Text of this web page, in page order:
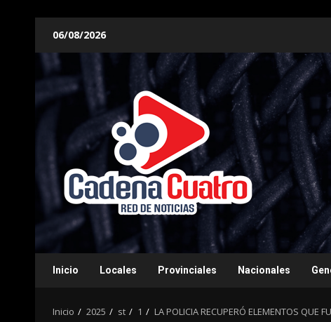
contenido
06/08/2026
Inicio Locales Provinciales Nacionales
Inicio 2025 st 1 LA POLICIA RECUPERÓ ELEMENTOS QUE